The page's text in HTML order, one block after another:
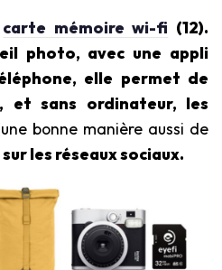
carte mémoire wi-fi (12).
photo, avec une appli
elle permet de
et sans ordinateur, les
bonne manière aussi de
sur les réseaux sociaux.